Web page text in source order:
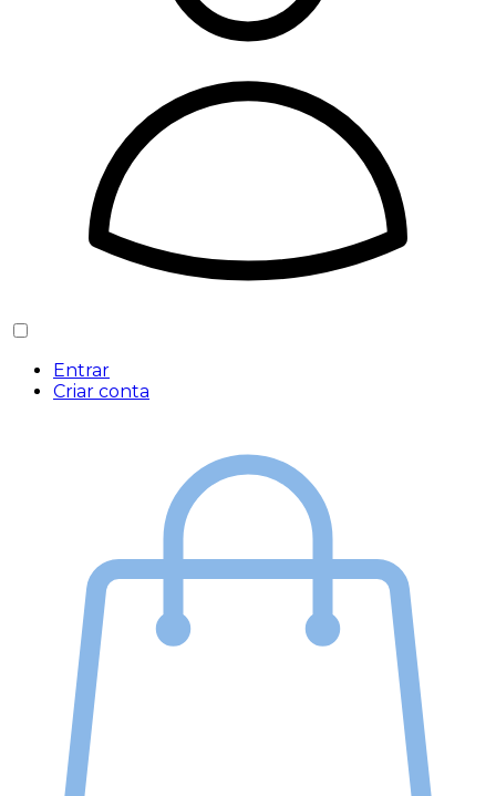
Entrar
Criar conta